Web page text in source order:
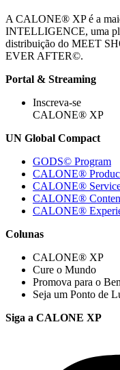
A CALONE® XP é a
INTELLIGENCE, uma
distribuição do MEET
EVER AFTER©.
Portal & Streaming
Inscreva-se
CALONE® XP
UN Global Compact
GODS© Program
CALONE®
CALONE®
CALONE®
CALONE®
Colunas
CALONE® XP
Cure o Mundo
Promova para o
Seja um Ponto de
Siga a CALONE XP